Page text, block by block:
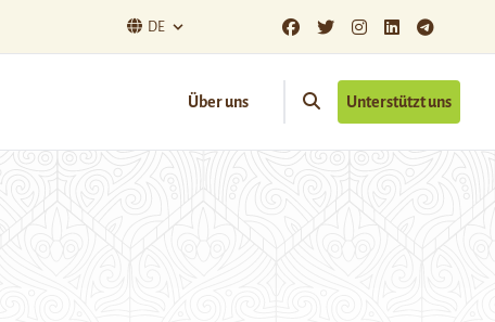
DE
Über uns Unterstützt uns